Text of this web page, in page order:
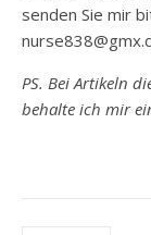
senden Sie mir
PS. Bei Artikeln
behalte ich mir